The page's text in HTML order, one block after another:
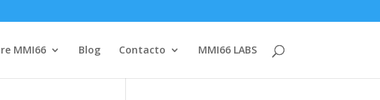
MMI66 Blog Contacto MMI66 LABS